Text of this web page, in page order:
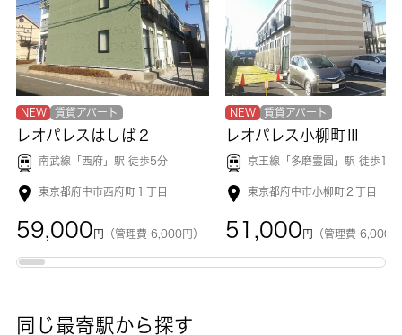
NEW 賃貸アパート
レオパレスはしば２
南武線「 西府」駅 徒歩5分
東京都府中市西府町１丁目
59,000 円 （管理費 6,000円）
NEW 賃貸アパート
レオパレス小柳町Ⅲ
京王線「 多磨霊園 」駅 徒歩10
東京都府中市小柳町２丁目
51,000 円 （管理費 6,000
同じ最寄駅から探す